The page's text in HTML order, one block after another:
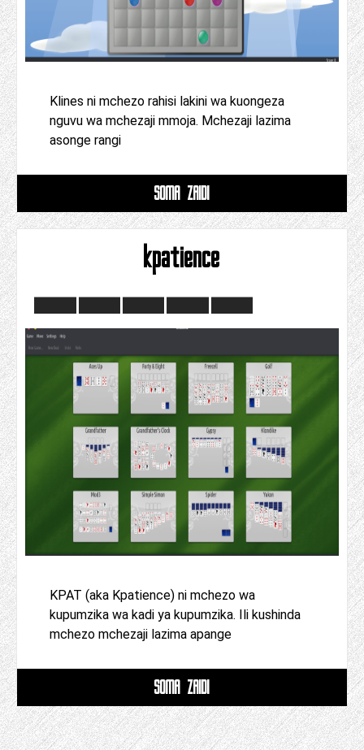
Klines ni mchezo rahisi lakini wa kuongeza
nguvu wa mchezaji mmoja. Mchezaji lazima
asonge rangi
SOMA ZAIDI
kpatience
KPAT (aka Kpatience) ni mchezo wa
kupumzika wa kadi ya kupumzika. Ili kushinda
mchezo mchezaji lazima apange
SOMA ZAIDI